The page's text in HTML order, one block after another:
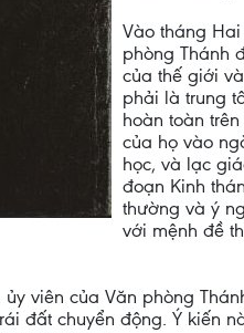
Vào tháng Hai
phòng Thánh
của thế giới
phải là trung
hoàn toàn
của họ vào
học, và lạc
đoạn Kinh
thường và ý
với mệnh đề
viên của Văn phòng
đất chuyển động. Ý kiến